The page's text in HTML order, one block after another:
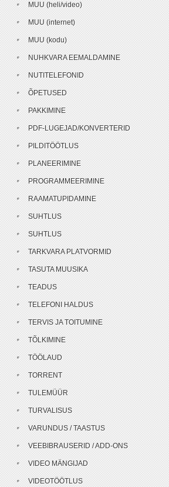
MUU (heli/video)
MUU (internet)
MUU (kodu)
NUHKVARA EEMALDAMINE
NUTITELEFONID
ÕPETUSED
PAKKIMINE
PDF-LUGEJAD/KONVERTERID
PILDITÖÖTLUS
PLANEERIMINE
PROGRAMMEERIMINE
RAAMATUPIDAMINE
SUHTLUS
SUHTLUS
TARKVARA PLATVORMID
TASUTA MUUSIKA
TEADUS
TELEFONI HALDUS
TERVIS JA TOITUMINE
TÕLKIMINE
TÖÖLAUD
TORRENT
TULEMÜÜR
TURVALISUS
VARUNDUS / TAASTUS
VEEBIBRAUSERID / ADD-ONS
VIDEO MÄNGIJAD
VIDEOTÖÖTLUS